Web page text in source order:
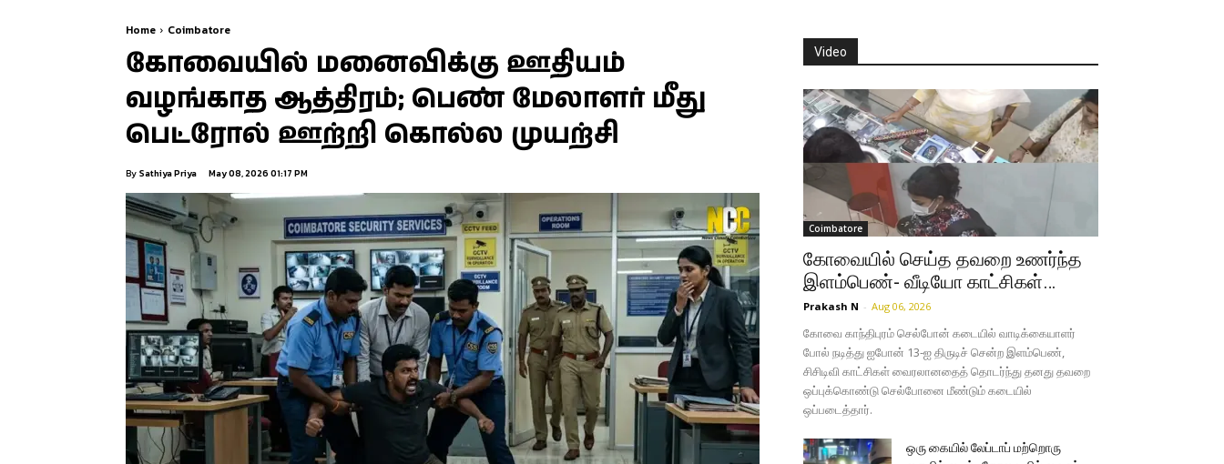
Home Coimbatore
கோவையில் மனைவிக்கு ஊதியம்
வழங்காத ஆத்திரம்; பெண் மேலாளர் மீது
பெட்ரோல் ஊற்றி கொல்ல முயற்சி
By Sathiya Priya May 08, 2026 01:17 PM
Video
Coimbatore
கோவையில் செய்த தவறை உணர்ந்த
இளம்பெண்- வீடியோ காட்சிகள்…
Prakash N - Aug 06, 2026
கோவை காந்திபுரம் செல்போன் கடையில் வாடிக்கையாளர்
போல் நடித்து ஐபோன் 13-ஐ திருடிச் சென்ற இளம்பெண்,
சிசிடிவி காட்சிகள் வைரலானதைத் தொடர்ந்து தனது தவறை
ஒப்புக்கொண்டு செல்போனை மீண்டும் கடையில்
ஒப்படைத்தார்.
ஒரு கையில் லேப்டாப் மற்றொரு